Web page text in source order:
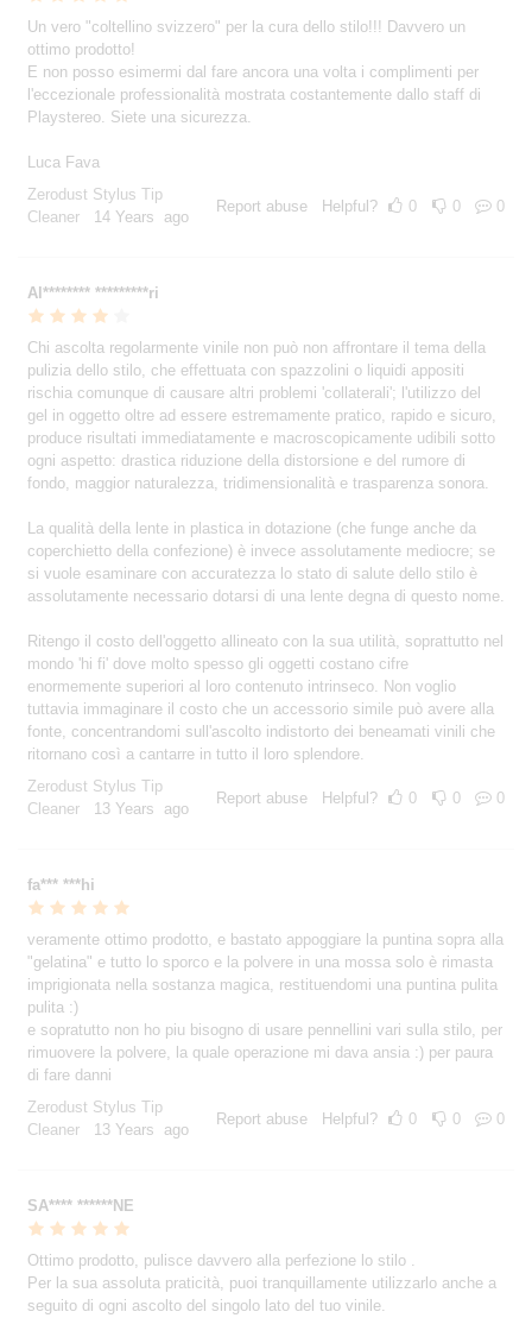
Un vero "coltellino svizzero" per la cura dello stilo!!! Davvero un
ottimo prodotto!
E non posso esimermi dal fare ancora una volta i complimenti per
l'eccezionale professionalità mostrata costantemente dallo staff di
Playstereo. Siete una sicurezza.
Luca Fava
Zerodust Stylus Tip
Cleaner
14 Years ago
Report abuse Helpful? 0 0 0
Al******** *********ri
Chi ascolta regolarmente vinile non può non affrontare il tema della
pulizia dello stilo, che effettuata con spazzolini o liquidi appositi
rischia comunque di causare altri problemi 'collaterali'; l'utilizzo del
gel in oggetto oltre ad essere estremamente pratico, rapido e sicuro,
produce risultati immediatamente e macroscopicamente udibili sotto
ogni aspetto: drastica riduzione della distorsione e del rumore di
fondo, maggior naturalezza, tridimensionalità e trasparenza sonora.
La qualità della lente in plastica in dotazione (che funge anche da
coperchietto della confezione) è invece assolutamente mediocre; se
si vuole esaminare con accuratezza lo stato di salute dello stilo è
assolutamente necessario dotarsi di una lente degna di questo nome.
Ritengo il costo dell'oggetto allineato con la sua utilità, soprattutto nel
mondo 'hi fi' dove molto spesso gli oggetti costano cifre
enormemente superiori al loro contenuto intrinseco. Non voglio
tuttavia immaginare il costo che un accessorio simile può avere alla
fonte, concentrandomi sull'ascolto indistorto dei beneamati vinili che
ritornano così a cantarre in tutto il loro splendore.
Zerodust Stylus Tip
Cleaner
13 Years ago
Report abuse Helpful? 0 0 0
fa*** ***hi
veramente ottimo prodotto, e bastato appoggiare la puntina sopra alla
"gelatina" e tutto lo sporco e la polvere in una mossa solo è rimasta
imprigionata nella sostanza magica, restituendomi una puntina pulita
pulita :)
e sopratutto non ho piu bisogno di usare pennellini vari sulla stilo, per
rimuovere la polvere, la quale operazione mi dava ansia :) per paura
di fare danni
Zerodust Stylus Tip
Cleaner
13 Years ago
Report abuse Helpful? 0 0 0
SA**** ******NE
Ottimo prodotto, pulisce davvero alla perfezione lo stilo .
Per la sua assoluta praticità, puoi tranquillamente utilizzarlo anche a
seguito di ogni ascolto del singolo lato del tuo vinile.